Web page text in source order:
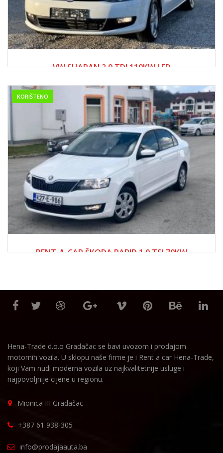
VW SHARAN 2.0 TDI 110KW LED
28,500.00 KM
KORIŠTENO
RENT-A-CAR ŠKODA RAPID 1.0 TSI 70KW
Hena-Trade d.o.o Gradačac se bavi uvozom i prodajom
motornih vozila. U sklopu naše firme je i Rent a car Hena-Trade,
koji Vam nudi moderna vozila uz najkvalitetnije usluge i
najpovoljnije cijene u regionu.
Mionica III Gradačac
+387 61 938-305
info@prodajaauta.ba